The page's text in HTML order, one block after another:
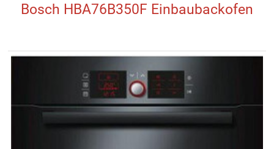
Bosch HBA76B350F Einbaubackofen